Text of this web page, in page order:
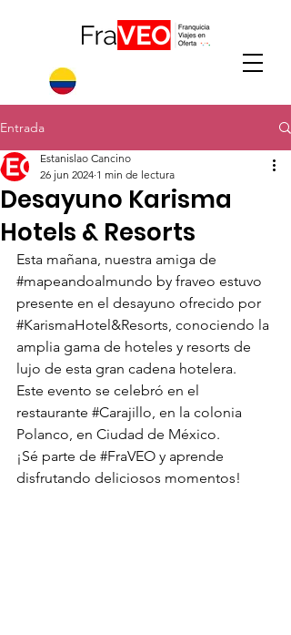
Entrada
Desayuno Karisma
Hotels & Resorts
Estanislao Cancino
26 jun 2024 1 min de lectura
Esta mañana, nuestra amiga de
#mapeandoalmundo by fraveo estuvo
presente en el desayuno ofrecido por
#KarismaHotel&Resorts, conociendo la
amplia gama de hoteles y resorts de
lujo de esta gran cadena hotelera.
Este evento se celebró en el
restaurante #Carajillo, en la colonia
Polanco, en Ciudad de México.
¡Sé parte de #FraVEO y aprende
disfrutando deliciosos momentos!